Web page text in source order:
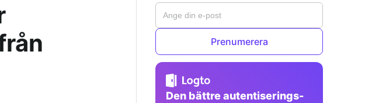
Prenumerera
Den bättre autentiserings-